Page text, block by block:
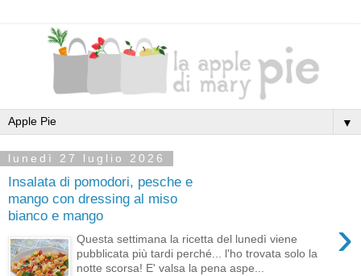
▼
lunedì 27 luglio 2026
Insalata di pomodori, pesche e
mango con dressing al miso
bianco e mango
›
Questa settimana la ricetta del lunedì viene
pubblicata più tardi perché... l'ho trovata solo la
notte scorsa! E' valsa la pena aspe...